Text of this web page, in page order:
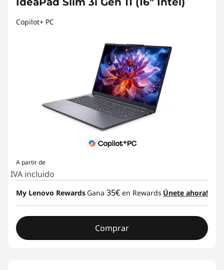
Copilot+ PC
A partir de
IVA incluido
My Lenovo Rewards Gana 35€ en Rewards Únete ahora!
Comprar